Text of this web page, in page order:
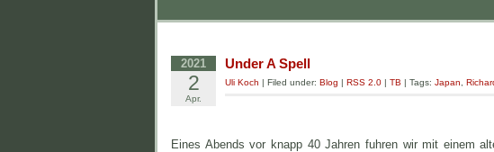
2021
2
Apr.
Under A Spell
Uli Koch | Filed under: Blog | RSS 2.0 | TB | Tags: Japan
Eines Abends vor knapp 40 Jahren fuhren wir mit einem